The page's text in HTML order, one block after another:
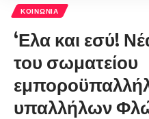
ΚΟΙΝΩΝΊΑ
‘Ελα και εσύ!
του σωματείου
υπαλλήλων